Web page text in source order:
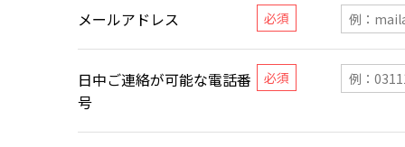
メールアドレス
日中ご連絡が可能な電話番
号